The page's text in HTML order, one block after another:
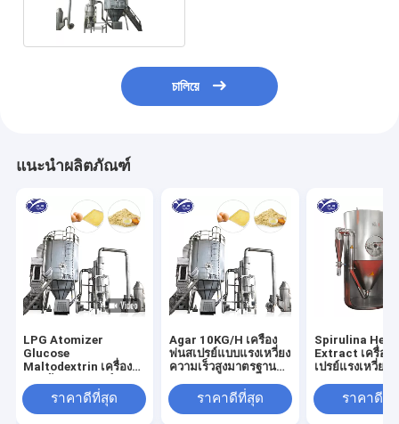
চালিয়ে
แนะนำผลิตภัณฑ์
LPG Atomizer
Glucose
Maltodextrin เครื่อง
380Vราคาดีที่สุด
Agar 10KG/H เครื่อง
พ่นสเปรย์แบบแรงเหวี่ยง
ความเร็วสูงมาตรฐาน
ราคาดีที่สุด
Spirulina Herb
Extract เครื่อง
เปรย์แรงเหวี่ยง
ราคาดีที่